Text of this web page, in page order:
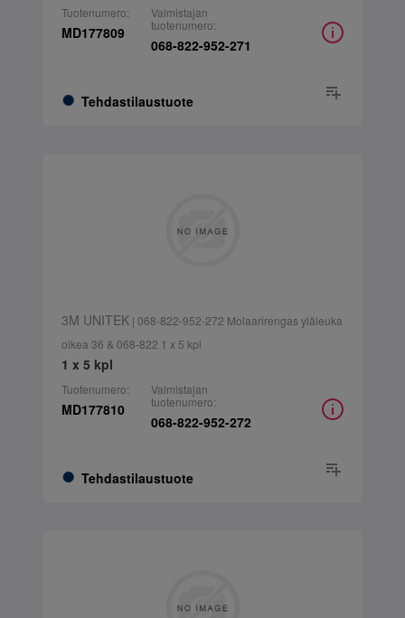
Tuotenumero:
MD177809
Tehdastilaustuote
Valmistajan
tuotenumero:
068-822-952-271
3M UNITEK| 068-822-952-272 Molaarirengas yläleuka
oikea 36 & 068-822 1 x 5 kpl
1 x 5 kpl
Tuotenumero:
MD177810
Tehdastilaustuote
Valmistajan
tuotenumero:
068-822-952-272